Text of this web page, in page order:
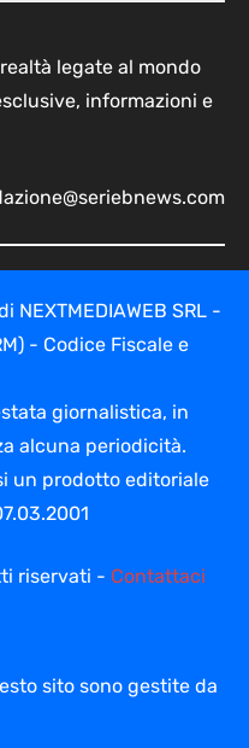
legate al mondo
informazioni e
SRL -
- Codice Fiscale e
giornalistica, in
alcuna periodicità.
un prodotto editoriale
riservati - Contattaci
sito sono gestite da